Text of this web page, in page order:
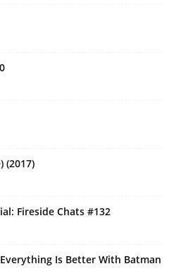
(2017)
Fireside Chats #132
Is Better With Batman